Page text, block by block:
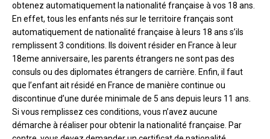
obtenez automatiquement la nationalité française à vos 18 ans.
En effet, tous les enfants nés sur le territoire français sont
automatiquement de nationalité française à leurs 18 ans s’ils
remplissent 3 conditions. Ils doivent résider en France à leur
18eme anniversaire, les parents étrangers ne sont pas des
consuls ou des diplomates étrangers de carrière. Enfin, il faut
que l’enfant ait résidé en France de manière continue ou
discontinue d’une durée minimale de 5 ans depuis leurs 11 ans.
Si vous remplissez ces conditions, vous n’avez aucune
démarche à réaliser pour obtenir la nationalité française. Par